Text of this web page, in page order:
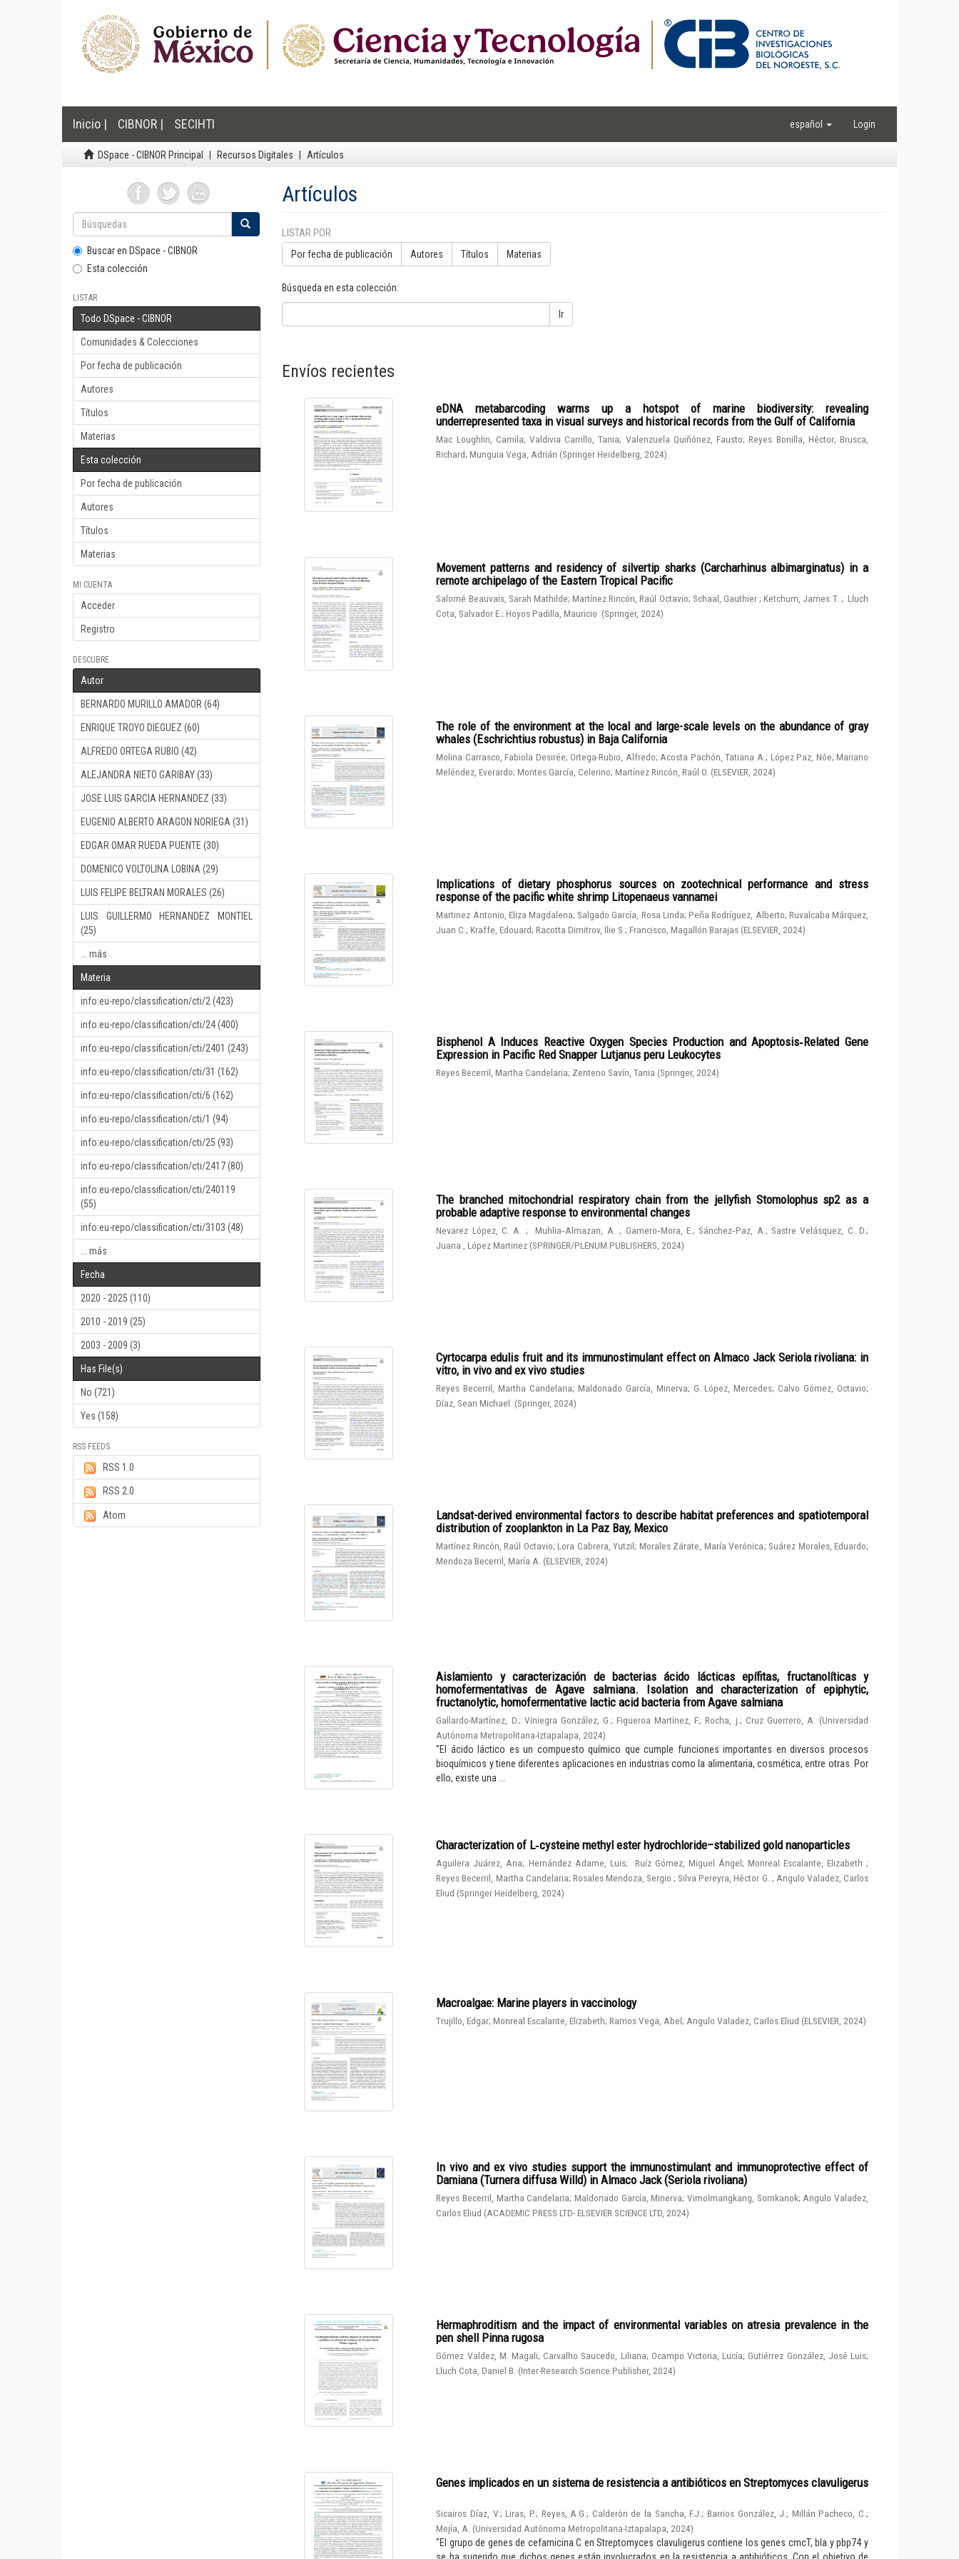
Inicio | CIBNOR | SECIHTI español Login
DSpace - CIBNOR Principal Recursos Digitales Artículos
Buscar en DSpace - CIBNOR
Esta colección
LISTAR
Todo DSpace - CIBNOR
Comunidades & Colecciones
Por fecha de publicación
Autores
Títulos
Materias
Esta colección
Por fecha de publicación
Autores
Títulos
Materias
MI CUENTA
Acceder
Registro
DESCUBRE
Autor
BERNARDO MURILLO AMADOR (64)
ENRIQUE TROYO DIEGUEZ (60)
ALFREDO ORTEGA RUBIO (42)
ALEJANDRA NIETO GARIBAY (33)
JOSE LUIS GARCIA HERNANDEZ (33)
EUGENIO ALBERTO ARAGON NORIEGA (31)
EDGAR OMAR RUEDA PUENTE (30)
DOMENICO VOLTOLINA LOBINA (29)
LUIS FELIPE BELTRAN MORALES (26)
LUIS GUILLERMO HERNANDEZ MONTIEL
(25)
... más
Materia
info:eu-repo/classification/cti/2 (423)
info:eu-repo/classification/cti/24 (400)
info:eu-repo/classification/cti/2401 (243)
info:eu-repo/classification/cti/31 (162)
info:eu-repo/classification/cti/6 (162)
info:eu-repo/classification/cti/1 (94)
info:eu-repo/classification/cti/25 (93)
info:eu-repo/classification/cti/2417 (80)
info:eu-repo/classification/cti/240119
(55)
info:eu-repo/classification/cti/3103 (48)
... más
Fecha
2020 - 2025 (110)
2010 - 2019 (25)
2003 - 2009 (3)
Has File(s)
No (721)
Yes (158)
RSS FEEDS
RSS 1.0
RSS 2.0
Atom
Artículos
LISTAR POR
Por fecha de publicación Autores Títulos Materias
Búsqueda en esta colección:
Ir
Envíos recientes
eDNA metabarcoding warms up a hotspot of marine biodiversity: revealing
underrepresented taxa in visual surveys and historical records from the Gulf of California
Mac Loughlin, Camila;Valdivia Carrillo, Tania; Valenzuela Quiñónez, Fausto;Reyes Bonilla, Héctor; Brusca,
Richard;Munguia Vega, Adrián (Springer Heidelberg 2024)
Movement patterns and residency of silvertip sharks (Carcharhinus albimarginatus) in a
remote archipelago of the Eastern Tropical Pacific
Salomé Beauvais, Sarah Mathilde;Martínez Rincón, Raúl Octavio; Schaal, Gauthier;Ketchum, James T. ; Lluch
Cota, Salvador E.;Hoyos Padilla, Mauricio (Springer, 2024)
The role of the environment at the local and large-scale levels on the abundance of gray
whales (Eschrichtius robustus) in Baja California
Molina Carrasco, Fabiola Desirée;Ortega-Rubio, Alfredo; Acosta Pachón, Tatiana A. ; López Paz, Nóe;Mariano
Meléndez, Everardo;Montes García, Celerino;Martínez Rincón, Raúl O. (ELSEVIER 2024)
Implications of dietary phosphorus sources on zootechnical performance and stress
response of the pacific white shrimp Litopenaeus vannamei
Martinez Antonio, Eliza Magdalena; Salgado García, Rosa Linda;Peña Rodríguez, Alberto; Ruvalcaba Márquez,
Juan C.;Kraffe, Edouard;Racotta Dimitrov, Ilie S.;Francisco, Magallón Barajas (ELSEVIER 2024)
Bisphenol A Induces Reactive Oxygen Species Production and Apoptosis‑Related Gene
Expression in Pacific Red Snapper Lutjanus peru Leukocytes
Reyes Becerril, Martha Candelaria; Zenteno Savín, Tania (Springer, 2024)
The branched mitochondrial respiratory chain from the jellyfish Stomolophus sp2 as a
probable adaptive response to environmental changes
Nevarez López, C. A. ; Muhlia‑Almazan, A.; Gamero‑Mora, E.; Sánchez‑Paz, A. ; Sastre Velásquez, C. D.;
Juana , López Martinez (SPRINGER/PLENUM PUBLISHERS 2024)
Cyrtocarpa edulis fruit and its immunostimulant effect on Almaco Jack Seriola rivoliana: in
vitro, in vivo and ex vivo studies
Reyes Becerril, Martha Candelaria; Maldonado García, Minerva; G. López, Mercedes;Calvo Gómez, Octavio;
Díaz, Sean Michael (Springer, 2024)
Landsat-derived environmental factors to describe habitat preferences and spatiotemporal
distribution of zooplankton in La Paz Bay, Mexico
Martínez Rincón, Raúl Octavio;Lora Cabrera, Yutzil; Morales Zárate, María Verónica; Suárez Morales, Eduardo;
Mendoza Becerril, María A. (ELSEVIER, 2024)
Aislamiento y caracterización de bacterias ácido lácticas epífitas, fructanolíticas y
homofermentativas de Agave salmiana. Isolation and characterization of epiphytic,
fructanolytic, homofermentative lactic acid bacteria from Agave salmiana
Gallardo-Martínez, D.; Viniegra González, G. ; Figueroa Martínez, F.;Rocha, j. ; Cruz Guerrero, A. (Universidad
Autónoma Metropolitana-Iztapalapa 2024)
"El ácido láctico es un compuesto químico que cumple funciones importantes en diversos procesos
bioquímicos y tiene diferentes aplicaciones en industrias como la alimentaria, cosmética, entre otras. Por
ello, existe una ...
Characterization of L‑cysteine methyl ester hydrochloride–stabilized gold nanoparticles
Aguilera Juárez, Ana; Hernández Adame, Luis; Ruíz Gómez, Miguel Ángel; Monreal Escalante, Elizabeth;
Reyes Becerril, Martha Candelaria; Rosales Mendoza, Sergio; Silva Pereyra, Héctor G. ; Angulo Valadez, Carlos
Eliud (Springer Heidelberg, 2024)
Macroalgae: Marine players in vaccinology
Trujillo, Edgar;Monreal Escalante, Elizabeth;Ramos Vega, Abel;Angulo Valadez, Carlos Eliud (ELSEVIER, 2024)
In vivo and ex vivo studies support the immunostimulant and immunoprotective effect of
Damiana (Turnera diffusa Willd) in Almaco Jack (Seriola rivoliana)
Reyes Becerril, Martha Candelaria;Maldonado García, Minerva;Vimolmangkang, Sornkanok; Angulo Valadez,
Carlos Eliud (ACADEMIC PRESS LTD- ELSEVIER SCIENCE LTD 2024)
Hermaphroditism and the impact of environmental variables on atresia prevalence in the
pen shell Pinna rugosa
Gómez Valdez, M. Magali;Carvalho Saucedo, Liliana; Ocampo Victoria, Lucía;Gutiérrez González, José Luis;
Lluch Cota, Daniel B. (Inter-Research Science Publisher, 2024)
Genes implicados en un sistema de resistencia a antibióticos en Streptomyces clavuligerus
Sicairos Díaz, V.;Liras, P.; Reyes, A.G.; Calderón de la Sancha, F.J.; Barrios González, J.; Millán Pacheco, C. ;
Mejía, A. (Universidad Autónoma Metropolitana-Iztapalapa 2024)
"El grupo de genes de cefamicina C en Streptomyces clavuligerus contiene los genes cmcT, bla y pbp74 y